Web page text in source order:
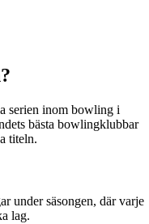
serien inom bowling i
bästa bowlingklubbar
titeln.
under säsongen, där varje
lag.